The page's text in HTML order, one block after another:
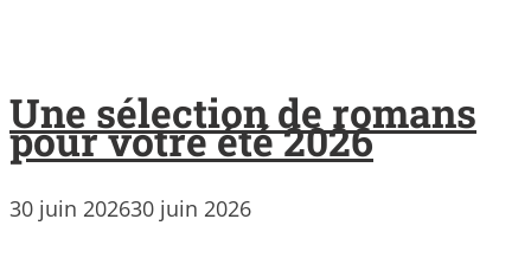
Une sélection de romans
pour votre été 2026
30 juin 202630 juin 2026